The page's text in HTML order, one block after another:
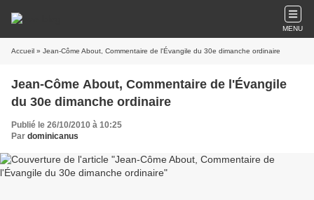
MENU
Accueil » Jean-Côme About, Commentaire de l'Évangile du 30e dimanche ordinaire
Jean-Côme About, Commentaire de l'Évangile
du 30e dimanche ordinaire
Publié le 26/10/2010 à 10:25
Par dominicanus